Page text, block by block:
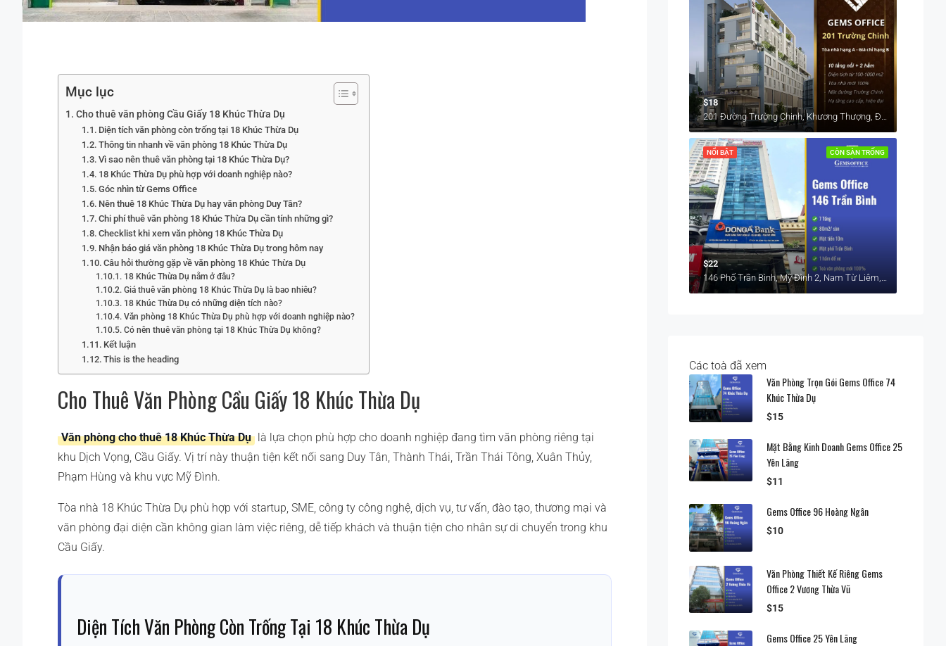
Mục lục
Cho thuê văn phòng Cầu Giấy 18 Khúc Thừa Dụ
Diện tích văn phòng còn trống tại 18 Khúc Thừa Dụ
Thông tin nhanh về văn phòng 18 Khúc Thừa Dụ
Vì sao nên thuê văn phòng tại 18 Khúc Thừa Dụ?
18 Khúc Thừa Dụ phù hợp với doanh nghiệp nào?
Góc nhìn từ Gems Office
Nên thuê 18 Khúc Thừa Dụ hay văn phòng Duy Tân?
Chi phí thuê văn phòng 18 Khúc Thừa Dụ cần tính những gì?
Checklist khi xem văn phòng 18 Khúc Thừa Dụ
Nhận báo giá văn phòng 18 Khúc Thừa Dụ trong hôm nay
Câu hỏi thường gặp về văn phòng 18 Khúc Thừa Dụ
18 Khúc Thừa Dụ nằm ở đâu?
Giá thuê văn phòng 18 Khúc Thừa Dụ là bao nhiêu?
18 Khúc Thừa Dụ có những diện tích nào?
Văn phòng 18 Khúc Thừa Dụ phù hợp với doanh nghiệp nào?
Có nên thuê văn phòng tại 18 Khúc Thừa Dụ không?
Kết luận
This is the heading
Cho Thuê Văn Phòng Cầu Giấy 18 Khúc Thừa Dụ
Văn phòng cho thuê 18 Khúc Thừa Dụ là lựa chọn phù hợp cho doanh nghiệp đang tìm văn phòng riêng tại
khu Dịch Vọng, Cầu Giấy. Vị trí này thuận tiện kết nối sang Duy Tân, Thành Thái, Trần Thái Tông, Xuân Thủy,
Phạm Hùng và khu vực Mỹ Đình.
Tòa nhà 18 Khúc Thừa Dụ phù hợp với startup, SME, công ty công nghệ, dịch vụ, tư vấn, đào tạo, thương mại và
văn phòng đại diện cần không gian làm việc riêng, dễ tiếp khách và thuận tiện cho nhân sự di chuyển trong khu
Cầu Giấy.
Diện Tích Văn Phòng Còn Trống Tại 18 Khúc Thừa Dụ
$18
201 Đường Trường Chinh, Khương Thượng, Đống Đa, Hà Nội, Việt Nam
CÒN SÀN TRỐNG
NỔI BẬT
$22
146 Phố Trần Bình, Mỹ Đình 2, Nam Từ Liêm, Hà Nội
Các toà đã xem
Văn Phòng Trọn Gói Gems Office 74
Khúc Thừa Dụ
$15
Mặt Bằng Kinh Doanh Gems Office 25
Yên Lãng
$11
Gems Office 96 Hoàng Ngân
$10
Văn Phòng Thiết Kế Riêng Gems
Office 2 Vương Thừa Vũ
$15
Gems Office 25 Yên Lãng